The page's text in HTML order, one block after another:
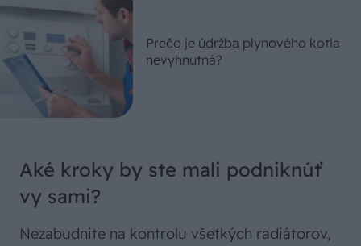
Prečo je údržba plynového kotla
nevyhnutná?
Aké kroky by ste mali podniknúť
vy sami?
Nezabudnite na kontrolu všetkých radiátorov,